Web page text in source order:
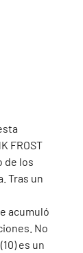
FROST
de los
Tras un
acumuló
No
es un